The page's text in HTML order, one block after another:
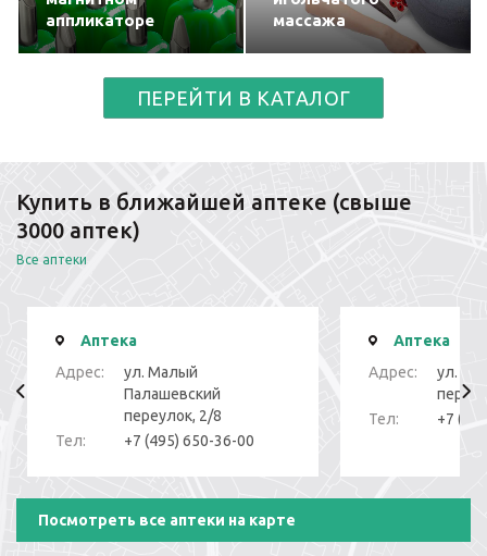
аппликаторе
массажа
ПЕРЕЙТИ В КАТАЛОГ
Купить в ближайшей аптеке (свыше
3000 аптек)
Все аптеки
Аптека
Адрес:
ул. Малый
Палашевский
переулок, 2/8
Тел:
+7 (495) 650-36-00
Аптека
Адрес:
ул.
Тел:
+7
Посмотреть все аптеки на карте